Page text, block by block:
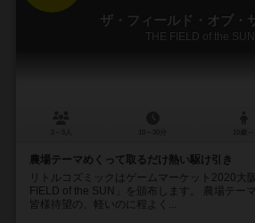
ザ・フィールド・オブ・
THE FIELD of the SUN
農場テーマめくって取るだけ熱い駆け引き
リトルコズミックはゲームマーケット2020大
FIELD of the SUN」を頒布します。 農場テー
皆様待望の、軽いのに程よく...